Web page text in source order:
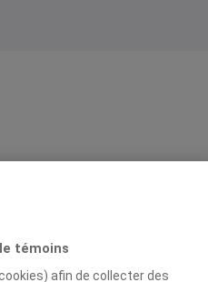
témoins
afin de collecter des